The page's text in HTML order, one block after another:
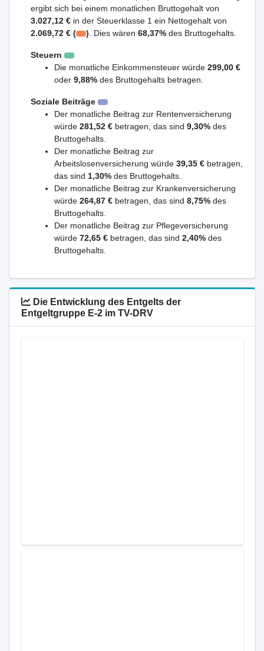
ergibt sich bei einem monatlichen Bruttogehalt von
3.027,12 € in der Steuerklasse 1 ein Nettogehalt von
2.069,72 € (
) . Dies wären68,37% des Bruttogehalts.
Steuern
Die monatliche Einkommensteuer würde 299,00 €
oder 9,88% des Bruttogehalts betragen.
Soziale Beiträge
Der monatliche Beitrag zur Rentenversicherung
würde 281,52 € betragen, das sind 9,30% des
Bruttogehalts.
Der monatliche Beitrag zur
Arbeitslosenversicherung würde 39,35 € betragen,
das sind 1,30% des Bruttogehalts.
Der monatliche Beitrag zur Krankenversicherung
würde 264,87 € betragen, das sind 8,75% des
Bruttogehalts.
Der monatliche Beitrag zur Pflegeversicherung
würde 72,65 € betragen, das sind 2,40% des
Bruttogehalts.
Die Entwicklung des Entgelts der
Entgeltgruppe E-2 im TV-DRV